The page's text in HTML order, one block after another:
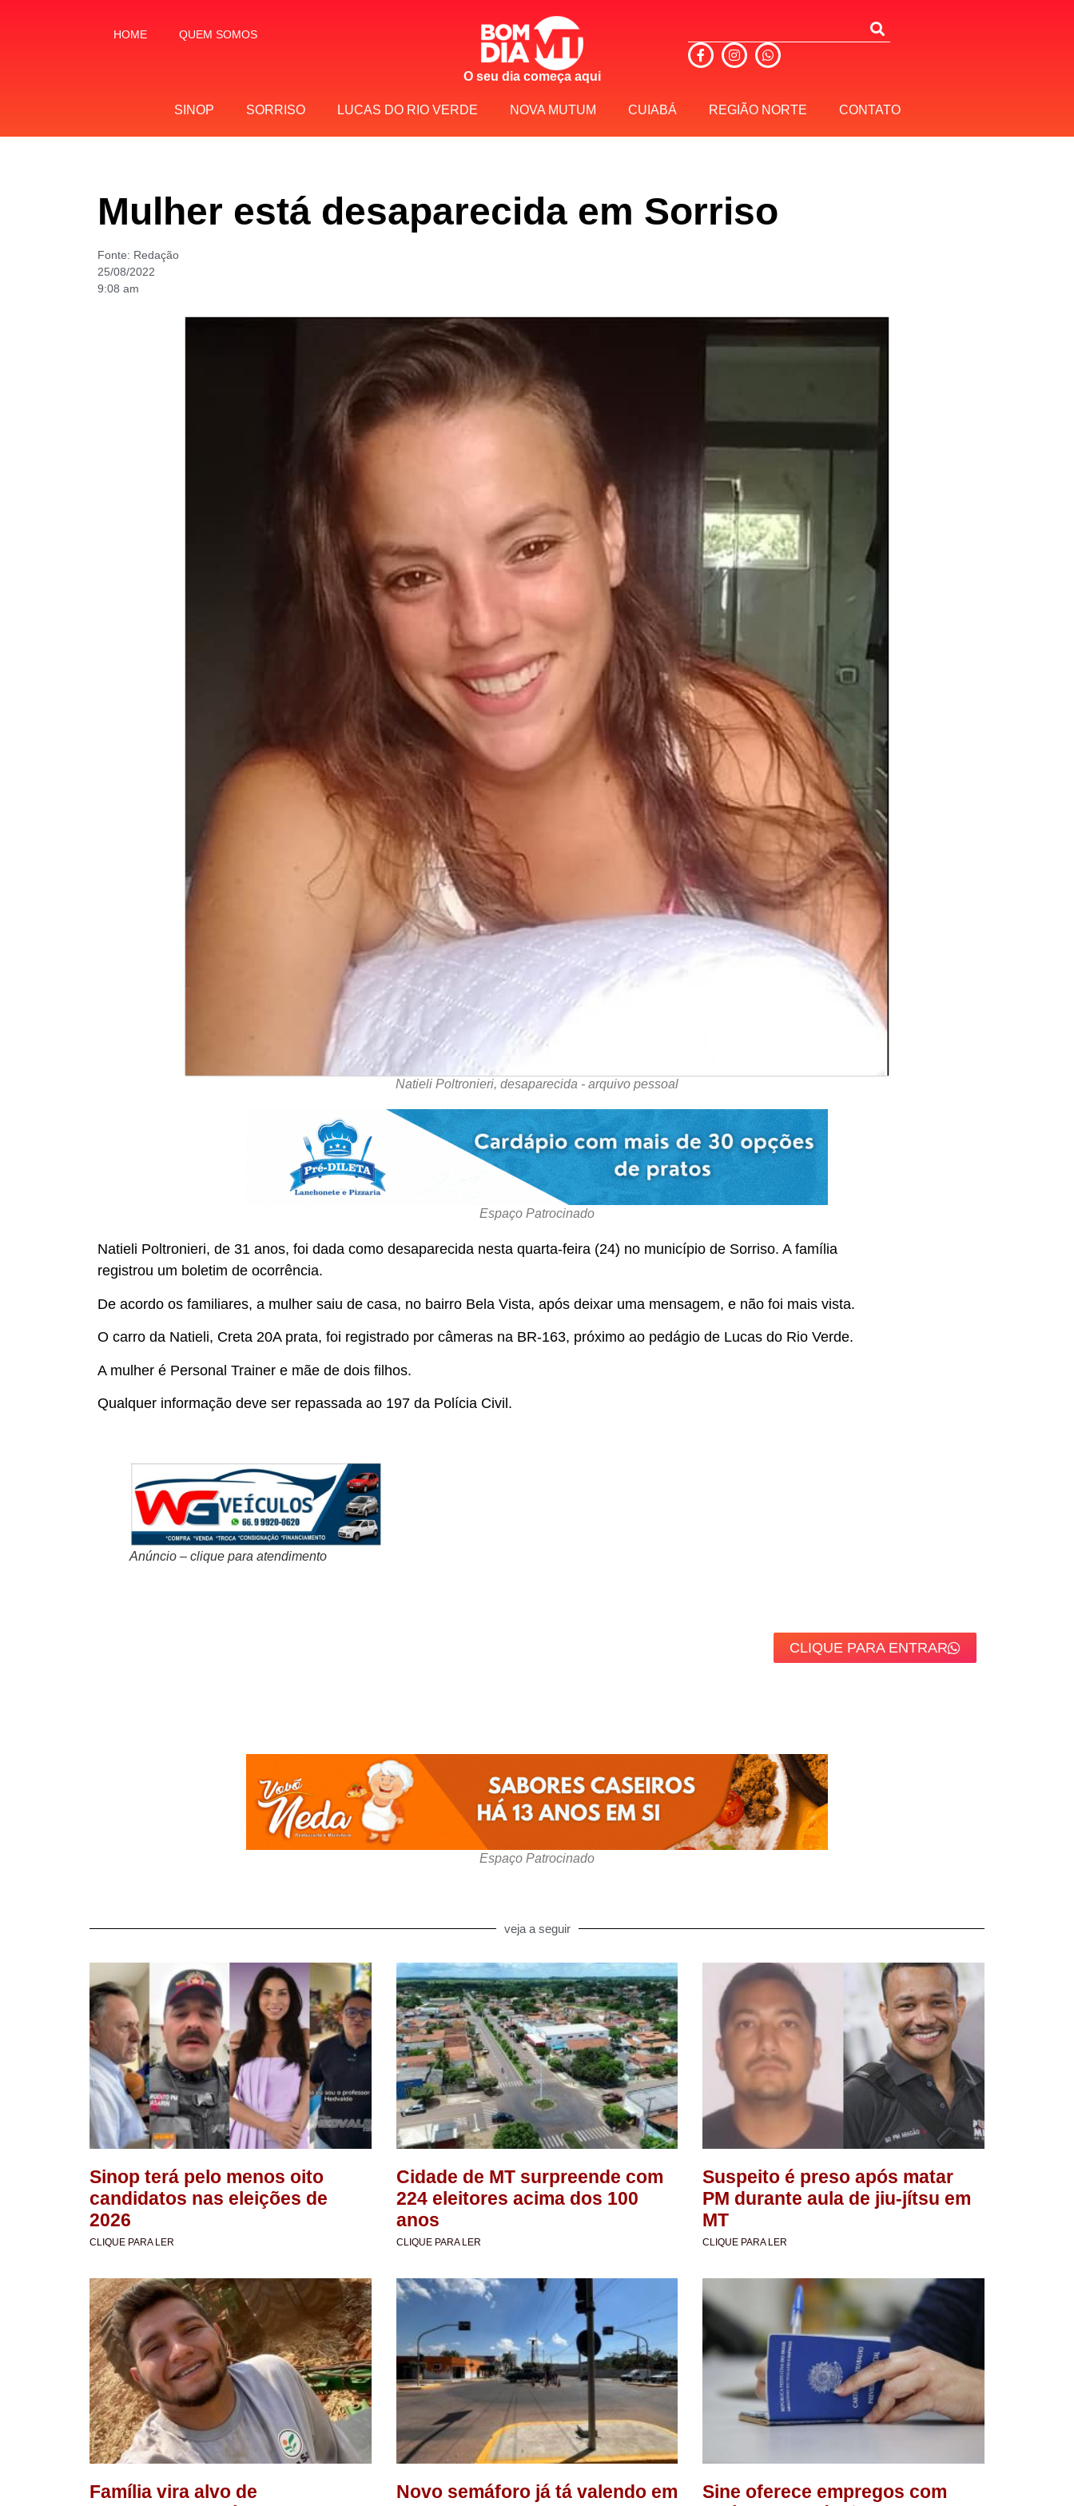
HOME QUEM SOMOS
O seu dia começa aqui
SINOP SORRISO LUCAS DO RIO VERDE NOVA MUTUM CUIABÁ REGIÃO NORTE CONTATO
Mulher está desaparecida em Sorriso
Fonte: Redação
25/08/2022
9:08 am
Natieli Poltronieri, desaparecida - arquivo pessoal
Espaço Patrocinado
Natieli Poltronieri, de 31 anos, foi dada como desaparecida nesta quarta-feira (24) no município de Sorriso. A família
registrou um boletim de ocorrência.
De acordo os familiares, a mulher saiu de casa, no bairro Bela Vista, após deixar uma mensagem, e não foi mais vista.
O carro da Natieli, Creta 20A prata, foi registrado por câmeras na BR-163, próximo ao pedágio de Lucas do Rio Verde.
A mulher é Personal Trainer e mãe de dois filhos.
Qualquer informação deve ser repassada ao 197 da Polícia Civil.
Anúncio – clique para atendimento
CLIQUE PARA ENTRAR
Espaço Patrocinado
veja a seguir
Sinop terá pelo menos oito
candidatos nas eleições de
2026
CLIQUE PARA LER
Cidade de MT surpreende com
224 eleitores acima dos 100
anos
CLIQUE PARA LER
Suspeito é preso após matar
PM durante aula de jiu-jítsu em
MT
CLIQUE PARA LER
Família vira alvo de
Novo semáforo já tá valendo em
Sine oferece empregos com